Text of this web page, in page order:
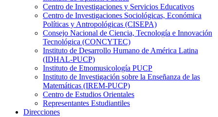
Centro de Investigaciones y Servicios Educativos
Centro de Investigaciones Sociológicas, Económica
Políticas y Antropológicas (CISEPA)
Consejo Nacional de Ciencia, Tecnología e Innovación
Tecnológica (CONCYTEC)
Instituto de Desarrollo Humano de América Latina
(IDHAL-PUCP)
Instituto de Etnomusicología PUCP
Instituto de Investigación sobre la Enseñanza de las
Matemáticas (IREM-PUCP)
Centro de Estudios Orientales
Representantes Estudiantiles
Direcciones